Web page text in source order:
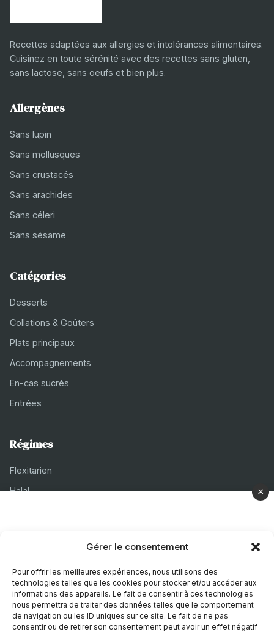
Gérer le consentement
Pour offrir les meilleures expériences, nous utilisons des
technologies telles que les cookies pour stocker et/ou accéder aux
informations des appareils. Le fait de consentir à ces technologies
nous permettra de traiter des données telles que le comportement
de navigation ou les ID uniques sur ce site. Le fait de ne pas
consentir ou de retirer son consentement peut avoir un effet négatif
Recettes adaptées aux allergies et intolérances alimentaires.
Cuisinez en toute sérénité avec des recettes sans gluten,
sans lactose, sans oeufs et bien plus.
Allergènes
Sans lupin
Sans mollusques
Sans crustacés
Sans arachides
Sans céleri
Sans sésame
Catégories
Desserts
Collations & Goûters
Plats principaux
Accompagnements
En-cas sucrés
Entrées
Régimes
Flexitarien
Halal
À propos
Mentions légales
Politique de confidentialité
×